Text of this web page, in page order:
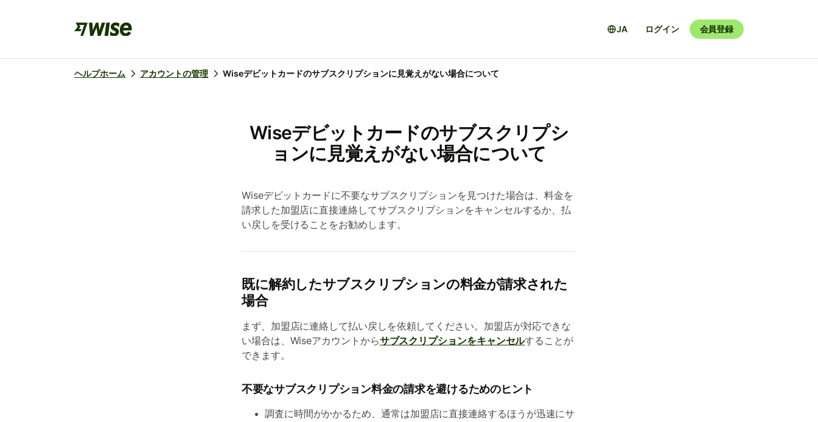
JA ログイン 会員登録
ヘルプホーム アカウントの管理 Wiseデビットカードのサブスクリプションに見覚えがない場合について
Wiseデビットカードのサブスクリプシ
ョンに見覚えがない場合について
Wiseデビットカードに不要なサブスクリプションを見つけた場合は、料金を
請求した加盟店に直接連絡してサブスクリプションをキャンセルするか、払
い戻しを受けることをお勧めします。
既に解約したサブスクリプションの料金が請求された
場合
まず、加盟店に連絡して払い戻しを依頼してください。加盟店が対応できな
い場合は、Wiseアカウントからサブスクリプションをキャンセルすることが
できます。
不要なサブスクリプション料金の請求を避けるためのヒント
調査に時間がかかるため、通常は加盟店に直接連絡するほうが迅速にサ